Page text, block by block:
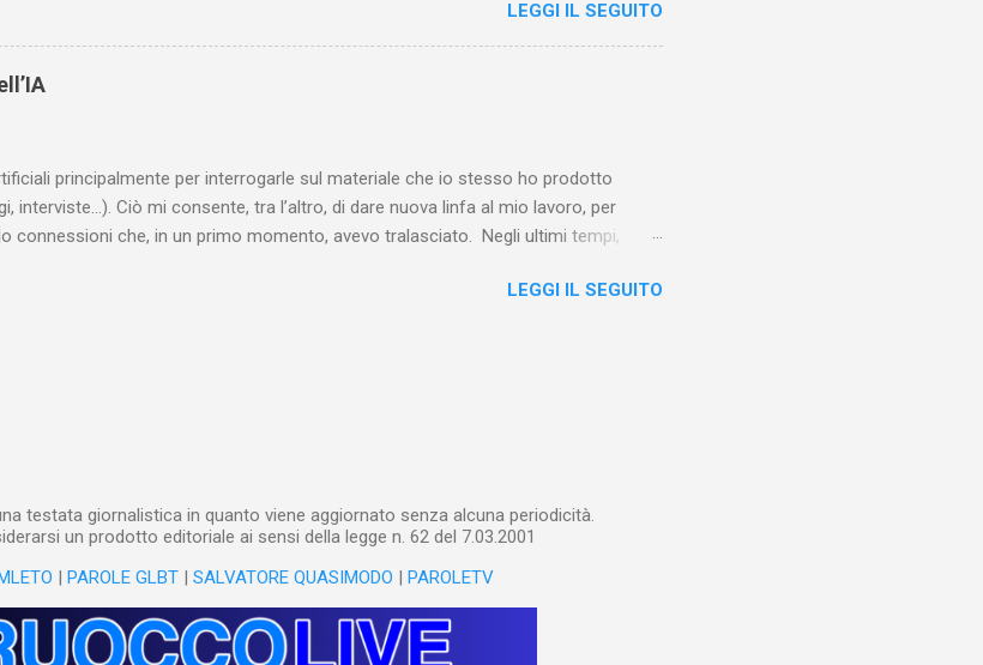
capitoli, soprattutto) a ricostruire la storia di Whitechapel e del East End e a
al Ministero dell’Interno. Ne esce un quadro davvero sconsolante:
dell'Inghilterra vittoriana era inverosimilmente classista, e al suo vertice c’era una
non aveva alcun interesse nei confronti delle classi subalterne. Non era
fossero le reali condizioni di vita delle persone che abitavano nell’East End e
LEGGI IL SEGUITO
principalmente per interrogarle sul materiale che io stesso ho prodotto
interviste…). Ciò mi consente, tra l’altro, di dare nuova linfa al mio lavoro, per
connessioni che, in un primo momento, avevo tralasciato. Negli ultimi tempi,
e lo riempio con il materiale che ho già realizzato nel corso del tempo e che
LEGGI IL SEGUITO
testata giornalistica in quanto viene aggiornato senza alcuna periodicità.
un prodotto editoriale ai sensi della legge n. 62 del 7.03.2001
| PAROLE GLBT| SALVATORE QUASIMODO | PAROLETV